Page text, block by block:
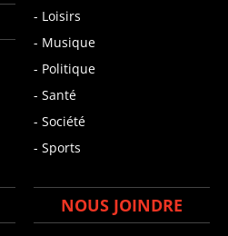
- Loisirs
- Musique
- Politique
- Santé
- Société
- Sports
NOUS JOINDRE